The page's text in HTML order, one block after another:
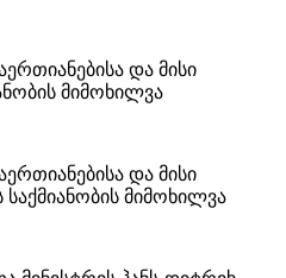
და მისი
მიმოხილვა
და მისი
საქმიანობის მიმოხილვა